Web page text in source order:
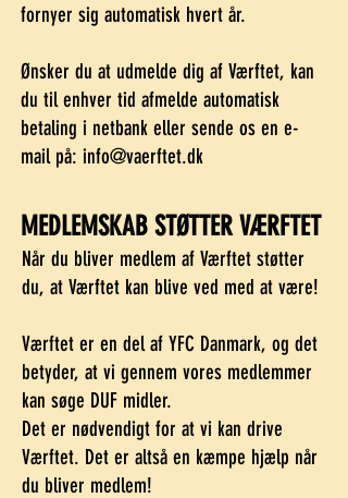
fornyer sig automatisk hvert år.
Ønsker du at udmelde dig af Værftet, kan
du til enhver tid afmelde automatisk
betaling i netbank eller sende os en e-
mail på: info@vaerftet.dk
MEDLEMSKAB STØTTER VÆRFTET
Når du bliver medlem af Værftet støtter
du, at Værftet kan blive ved med at være!
Værftet er en del af YFC Danmark, og det
betyder, at vi gennem vores medlemmer
kan søge DUF midler.
Det er nødvendigt for at vi kan drive
Værftet. Det er altså en kæmpe hjælp når
du bliver medlem!